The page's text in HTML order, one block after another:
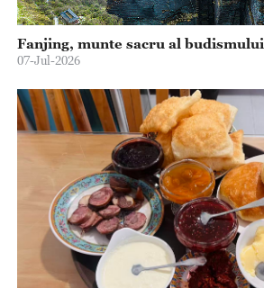
Fanjing, munte sacru al budismului
07-Jul-2026